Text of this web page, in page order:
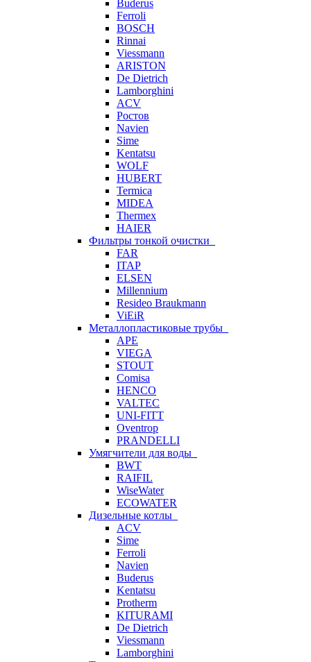
Buderus
Ferroli
BOSCH
Rinnai
Viessmann
ARISTON
De Dietrich
Lamborghini
ACV
Ростов
Navien
Sime
Kentatsu
WOLF
HUBERT
Termica
MIDEA
Thermex
HAIER
Фильтры тонкой очистки
FAR
ITAP
ELSEN
Millennium
Resideo Braukmann
ViEiR
Металлопластиковые трубы
APE
VIEGA
STOUT
Comisa
HENCO
VALTEC
UNI-FITT
Oventrop
PRANDELLI
Умягчители для воды
BWT
RAIFIL
WiseWater
ECOWATER
Дизельные котлы
ACV
Sime
Ferroli
Navien
Buderus
Kentatsu
Protherm
KITURAMI
De Dietrich
Viessmann
Lamborghini